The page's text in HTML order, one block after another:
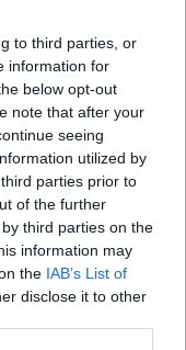
to third parties, or
information for
below opt-out
note that after your
seeing
utilized by
parties prior to
of the further
third parties on the
information may
the IAB’s List of
disclose it to other
única de 10 euros
y las cuotas se
bancaria con
supere el
solicitudes de
dentro del plazo
públicopara la